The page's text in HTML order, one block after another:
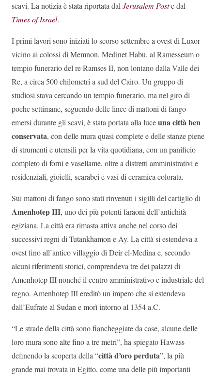
scavi. La notizia è stata riportata dalJerusalem Poste dal
Times of Israel.
I primi lavori sono iniziati lo scorso settembre a ovest di Luxor
vicino ai colossi di Memnon, Medinet Habu, al Ramesseum o
tempio funerario del re Ramses II, non lontano dalla Valle dei
Re, a circa 500 chilometri a sud del Cairo. Un gruppo di
studiosi stava cercando un tempio funerario, ma nel giro di
poche settimane, seguendo delle linee di mattoni di fango
emersi durante gli scavi, è stata portata alla luceuna città ben
conservata, con delle mura quasi complete e delle stanze piene
di strumenti e utensili per la vita quotidiana, con un panificio
completo di forni e vasellame, oltre a distretti amministrativi e
residenziali, gioielli, scarabei e vasi di ceramica colorata.
Sui mattoni di fango sono stati rinvenuti i sigilli del cartiglio di
AmenhotepIII, uno dei più potenti faraoni dell’antichità
egiziana. La città era rimasta attiva anche nel corso dei
successivi regni di Tutankhamon e Ay. La città si estendeva a
ovest fino all’antico villaggio di Deir el-Medina e, secondo
alcuni riferimenti storici, comprendeva tre dei palazzi di
Amenhotep III nonché il centro amministrativo e industriale del
regno. Amenhotep III ereditò un impero che si estendeva
dall’Eufrate al Sudan e morì intorno al 1354 a.C.
“Le strade della città sono fiancheggiate da case, alcune delle
loro mura sono alte fino a tre metri”, ha spiegato Hawass
definendo la scoperta della “città d’oro perduta”, la più
grande mai trovata in Egitto, come una delle più importanti